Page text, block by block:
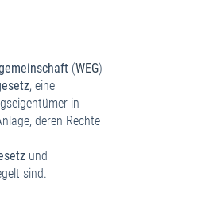
(WEG)
, eine
in
deren Rechte
und
sind.